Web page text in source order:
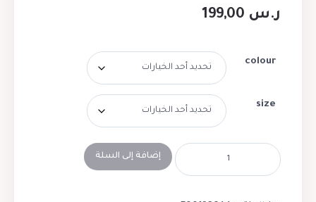
ر.س
colour
size
إضافة إلى السلة